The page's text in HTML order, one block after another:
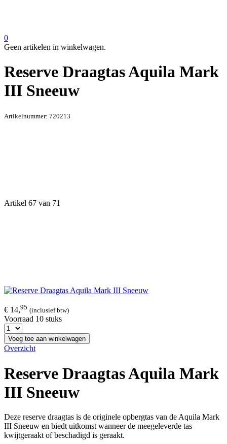
0
Geen artikelen in winkelwagen.
Reserve Draagtas Aquila Mark
III Sneeuw
Artikelnummer: 720213
Artikel 67 van 71
€ 14,95 (inclusief btw)
Voorraad 10 stuks
Voeg toe aan winkelwagen
Overzicht
Reserve Draagtas Aquila Mark
III Sneeuw
Deze reserve draagtas is de originele opbergtas van de Aquila Mark
III Sneeuw en biedt uitkomst wanneer de meegeleverde tas
kwijtgeraakt of beschadigd is geraakt.